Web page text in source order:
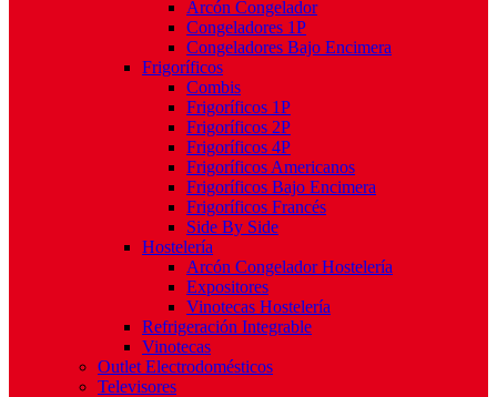
Arcón Congelador
Congeladores 1P
Congeladores Bajo Encimera
Frigoríficos
Combis
Frigoríficos 1P
Frigoríficos 2P
Frigoríficos 4P
Frigoríficos Americanos
Frigoríficos Bajo Encimera
Frigoríficos Francés
Side By Side
Hostelería
Arcón Congelador Hostelería
Expositores
Vinotecas Hostelería
Refrigeración Integrable
Vinotecas
Outlet Electrodomésticos
Televisores